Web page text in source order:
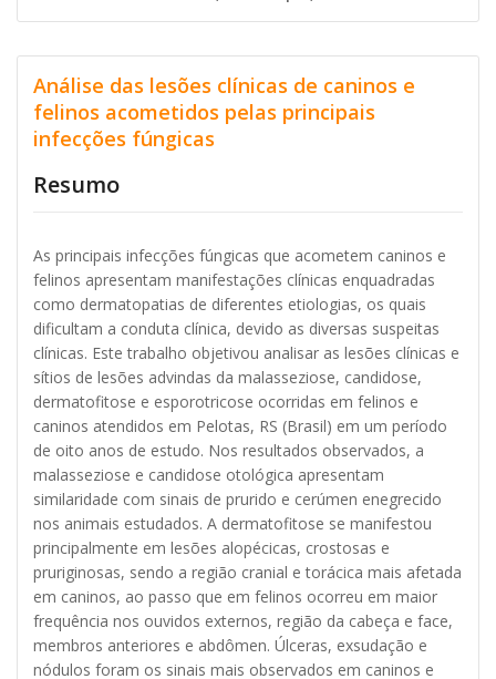
Análise das lesões clínicas de caninos e
felinos acometidos pelas principais
infecções fúngicas
Resumo
As principais infecções fúngicas que acometem caninos e
felinos apresentam manifestações clínicas enquadradas
como dermatopatias de diferentes etiologias, os quais
dificultam a conduta clínica, devido as diversas suspeitas
clínicas. Este trabalho objetivou analisar as lesões clínicas e
sítios de lesões advindas da malasseziose, candidose,
dermatofitose e esporotricose ocorridas em felinos e
caninos atendidos em Pelotas, RS (Brasil) em um período
de oito anos de estudo. Nos resultados observados, a
malasseziose e candidose otológica apresentam
similaridade com sinais de prurido e cerúmen enegrecido
nos animais estudados. A dermatofitose se manifestou
principalmente em lesões alopécicas, crostosas e
pruriginosas, sendo a região cranial e torácica mais afetada
em caninos, ao passo que em felinos ocorreu em maior
frequência nos ouvidos externos, região da cabeça e face,
membros anteriores e abdômen. Úlceras, exsudação e
nódulos foram os sinais mais observados em caninos e